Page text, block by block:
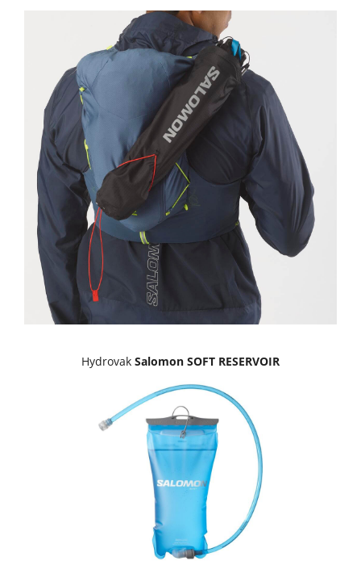
Hydrovak Salomon SOFT RESERVOIR